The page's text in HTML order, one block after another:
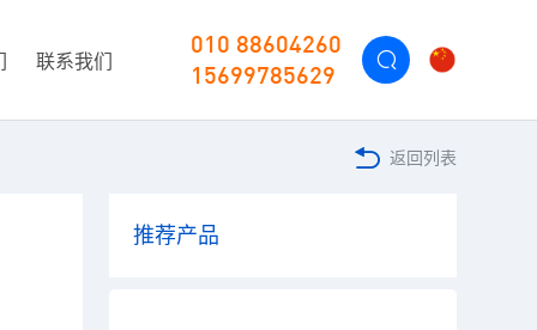
联系我们
010 88604260
15699785629
返回列表
推荐产品